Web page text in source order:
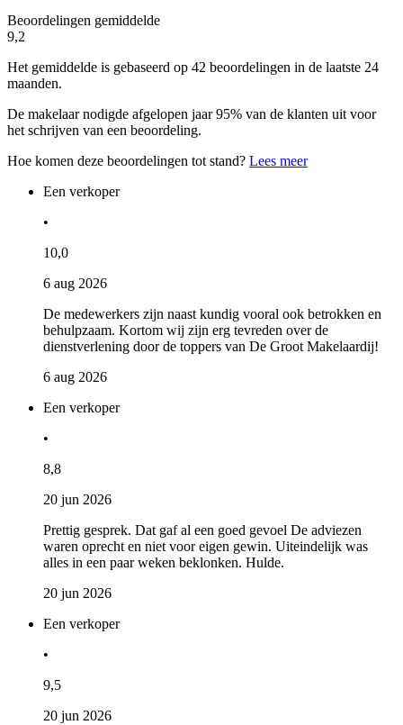
Beoordelingen gemiddelde
9,2
Het gemiddelde is gebaseerd op 42 beoordelingen in de laatste 24
maanden.
De makelaar nodigde afgelopen jaar 95% van de klanten uit voor
het schrijven van een beoordeling.
Hoe komen deze beoordelingen tot stand? Lees meer
Een verkoper
•
10,0
6 aug 2026
De medewerkers zijn naast kundig vooral ook betrokken en
behulpzaam. Kortom wij zijn erg tevreden over de
dienstverlening door de toppers van De Groot Makelaardij!
6 aug 2026
Een verkoper
•
8,8
20 jun 2026
Prettig gesprek. Dat gaf al een goed gevoel De adviezen
waren oprecht en niet voor eigen gewin. Uiteindelijk was
alles in een paar weken beklonken. Hulde.
20 jun 2026
Een verkoper
•
9,5
20 jun 2026